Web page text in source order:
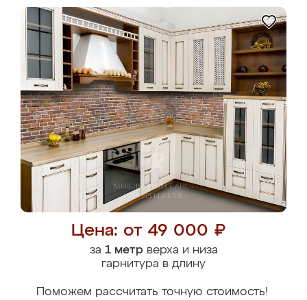
Цена: от 49 000 ₽
за 1 метрверха и низа
гарнитура в длину
Поможем рассчитать точную стоимость!